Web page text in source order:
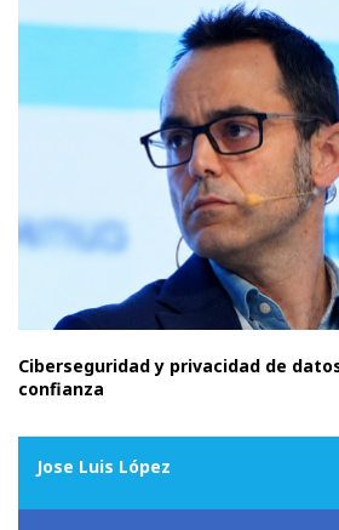
Ciberseguridad y privacidad de
confianza
Jose Luis López